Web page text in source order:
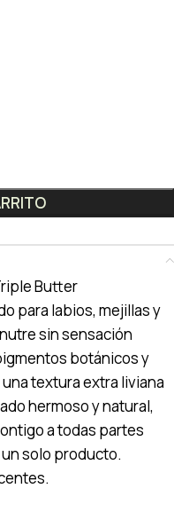
Butter
para labios, mejillas y
sin sensación
botánicos y
textura extra liviana
hermoso y natural,
a todas partes
solo producto.